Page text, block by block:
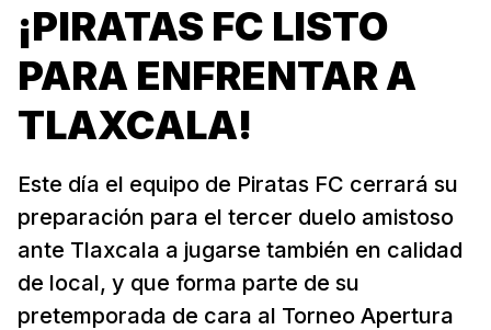
¡PIRATAS FC LISTO
PARA ENFRENTAR A
TLAXCALA!
Este día el equipo de Piratas FC cerrará su
preparación para el tercer duelo amistoso
ante Tlaxcala a jugarse también en calidad
de local, y que forma parte de su
pretemporada de cara al Torneo Apertura